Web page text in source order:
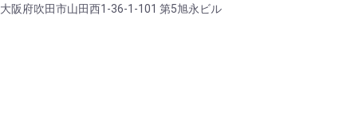
大阪府吹田市山田西1-36-1-101 第5旭永ビル